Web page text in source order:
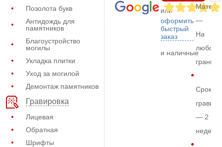
Позолота букв
Антидождь для
памятников
Благоустройство
могилы
Укладка плитки
Уход за могилой
Демонтаж памятников
Гравировка
Лицевая
Обратная
Шрифты
или
оформить
быстрый
заказ
и наличные
—
На
любом
граните
Срок
— 2
недели